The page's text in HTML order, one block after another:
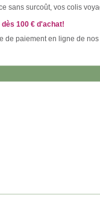
sans surcoût, vos colis
100 € d'achat!
de paiement en ligne de nos